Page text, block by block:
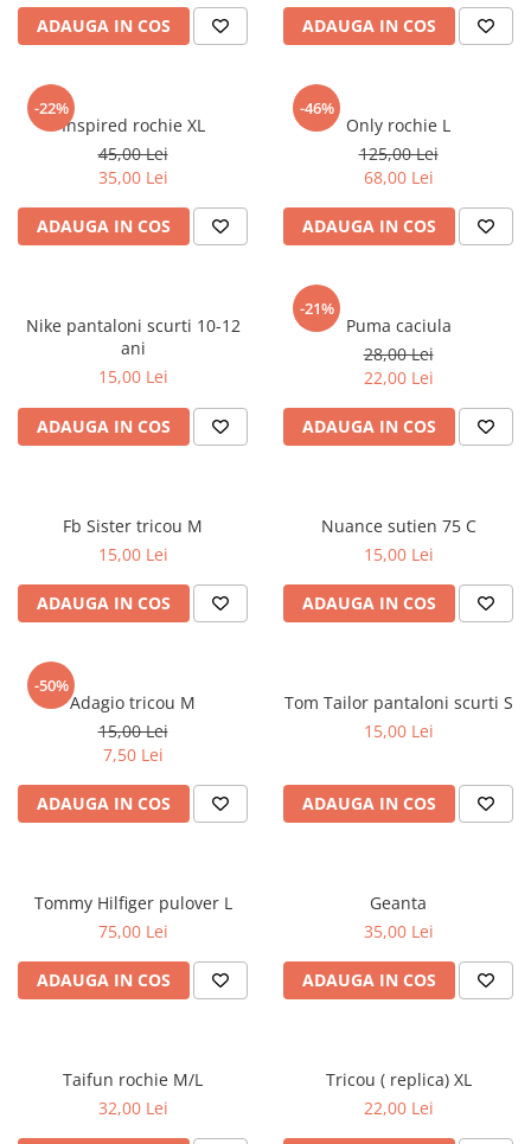
Pantaloni scurti
Rochii
Sacouri si Costume
Sport
vesteADAUGA IN COS ADAUGA IN COS
-22%
Inspired rochie XL
45,00 Lei
35,00 Lei
ADAUGA IN COS
-46%
Only rochie L
125,00 Lei
68,00 Lei
ADAUGA IN COS
Nike pantaloni scurti 10-12
ani
15,00 Lei
ADAUGA IN COS
-21%
Puma caciula
28,00 Lei
22,00 Lei
ADAUGA IN COS
Fb Sister tricou M
15,00 Lei
ADAUGA IN COS
Nuance sutien 75 C
15,00 Lei
ADAUGA IN COS
-50%
Adagio tricou M
15,00 Lei
7,50 Lei
ADAUGA IN COS
Tom Tailor pantaloni scurti S
15,00 Lei
ADAUGA IN COS
Tommy Hilfiger pulover L
75,00 Lei
ADAUGA IN COS
Geanta
35,00 Lei
ADAUGA IN COS
Taifun rochie M/L
32,00 Lei
Tricou ( replica) XL
22,00 Lei